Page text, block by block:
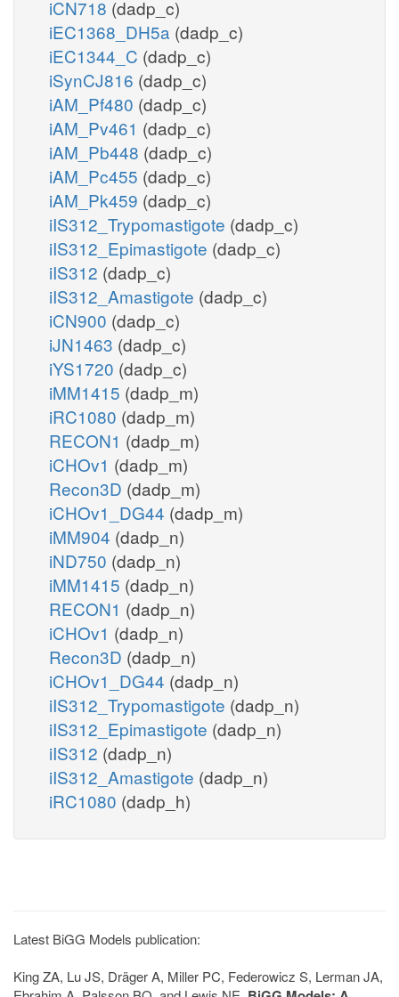
iCN718 (dadp_c)
iEC1368_DH5a (dadp_c)
iEC1344_C (dadp_c)
iSynCJ816 (dadp_c)
iAM_Pf480 (dadp_c)
iAM_Pv461 (dadp_c)
iAM_Pb448 (dadp_c)
iAM_Pc455 (dadp_c)
iAM_Pk459 (dadp_c)
iIS312_Trypomastigote (dadp_c)
iIS312_Epimastigote (dadp_c)
iIS312 (dadp_c)
iIS312_Amastigote (dadp_c)
iCN900 (dadp_c)
iJN1463 (dadp_c)
iYS1720 (dadp_c)
iMM1415 (dadp_m)
iRC1080 (dadp_m)
RECON1 (dadp_m)
iCHOv1 (dadp_m)
Recon3D (dadp_m)
iCHOv1_DG44 (dadp_m)
iMM904 (dadp_n)
iND750 (dadp_n)
iMM1415 (dadp_n)
RECON1 (dadp_n)
iCHOv1 (dadp_n)
Recon3D (dadp_n)
iCHOv1_DG44 (dadp_n)
iIS312_Trypomastigote (dadp_n)
iIS312_Epimastigote (dadp_n)
iIS312 (dadp_n)
iIS312_Amastigote (dadp_n)
iRC1080 (dadp_h)
Latest BiGG Models publication:
King ZA, Lu JS, Dräger A, Miller PC, Federowicz S, Lerman JA,